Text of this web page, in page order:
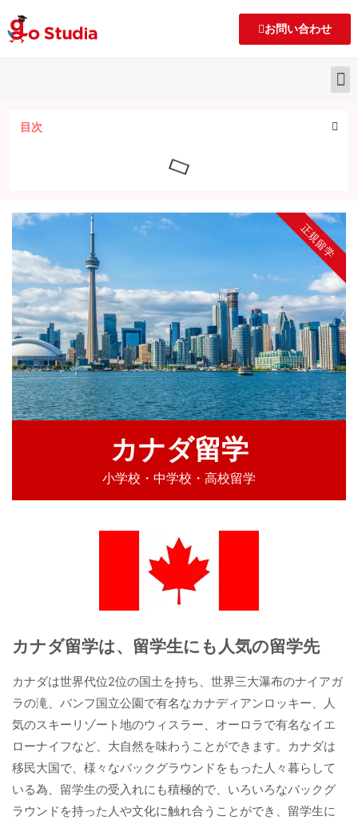
お問い合わせ
目次
カナダ留学
小学校・中学校・高校留学
正規留学
カナダ留学は、留学生にも人気の留学先
カナダは世界代位2位の国土を持ち、世界三大瀑布のナイアガ
ラの滝、バンフ国立公園で有名なカナディアンロッキー、人
気のスキーリゾート地のウィスラー、オーロラで有名なイエ
ローナイフなど、大自然を味わうことができます。カナダは
移民大国で、様々なバックグラウンドをもった人々暮らして
いる為、留学生の受入れにも積極的で、いろいろなバックグ
ラウンドを持った人や文化に触れ合うことができ、留学生に